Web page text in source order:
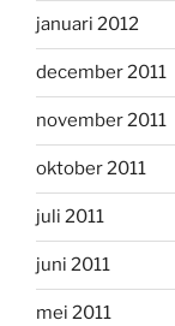
januari 2012
december 2011
november 2011
oktober 2011
juli 2011
juni 2011
mei 2011